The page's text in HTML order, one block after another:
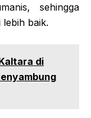
sehingga
lebih baik.
di